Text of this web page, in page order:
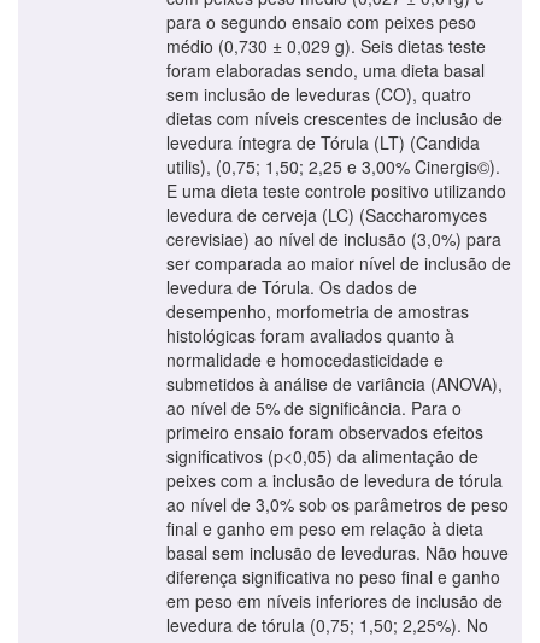
para o segundo ensaio com peixes peso
médio (0,730 ± 0,029 g). Seis dietas teste
foram elaboradas sendo, uma dieta basal
sem inclusão de leveduras (CO), quatro
dietas com níveis crescentes de inclusão de
levedura íntegra de Tórula (LT) (Candida
utilis), (0,75; 1,50; 2,25 e 3,00% Cinergis©).
E uma dieta teste controle positivo utilizando
levedura de cerveja (LC) (Saccharomyces
cerevisiae) ao nível de inclusão (3,0%) para
ser comparada ao maior nível de inclusão de
levedura de Tórula. Os dados de
desempenho, morfometria de amostras
histológicas foram avaliados quanto à
normalidade e homocedasticidade e
submetidos à análise de variância (ANOVA),
ao nível de 5% de significância. Para o
primeiro ensaio foram observados efeitos
significativos (p<0,05) da alimentação de
peixes com a inclusão de levedura de tórula
ao nível de 3,0% sob os parâmetros de peso
final e ganho em peso em relação à dieta
basal sem inclusão de leveduras. Não houve
diferença significativa no peso final e ganho
em peso em níveis inferiores de inclusão de
levedura de tórula (0,75; 1,50; 2,25%). No